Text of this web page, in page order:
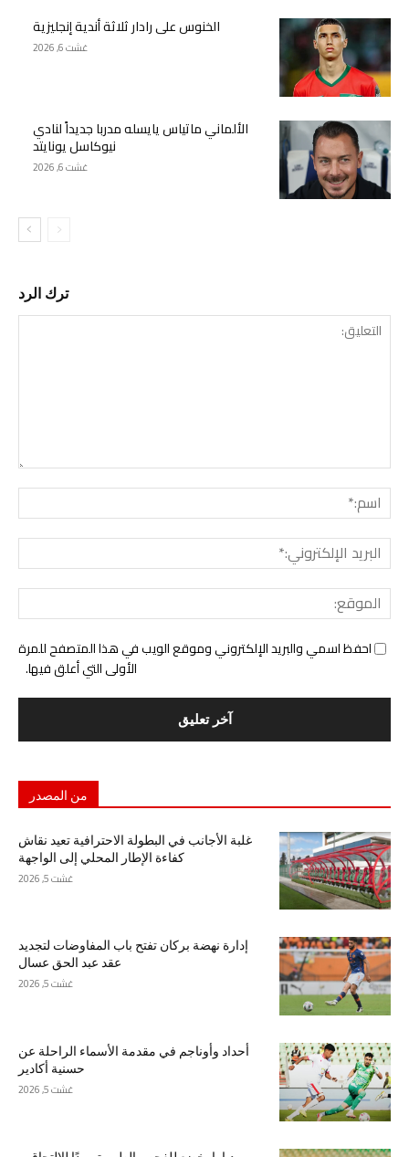
الخنوس على رادار ثلاثة أندية إنجليزية
غشت 6, 2026
الألماني ماتياس يايسله مدربا جديداً لنادي
نيوكاسل يونايتد
غشت 6, 2026
ترك الرد
احفظ اسمي والبريد الإلكتروني وموقع الويب في هذا المتصفح للمرة
الأولى التي أعلق فيها.
من المصدر
غلبة الأجانب في البطولة الاحترافية تعيد نقاش
كفاءة الإطار المحلي إلى الواجهة
غشت 5, 2026
إدارة نهضة بركان تفتح باب المفاوضات لتجديد
عقد عبد الحق عسال
غشت 5, 2026
أحداد وأوناجم في مقدمة الأسماء الراحلة عن
حسنية أكادير
غشت 5, 2026